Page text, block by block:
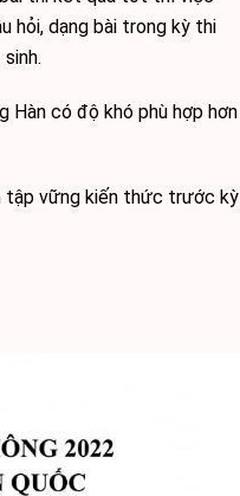
hỏi, dạng bài trong kỳ thi
có độ khó phù hợp hơn
tập vững kiến thức trước kỳ